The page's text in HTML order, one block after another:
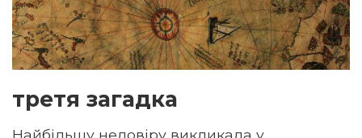
третя загадка
Найбільшу недовіру викликала у